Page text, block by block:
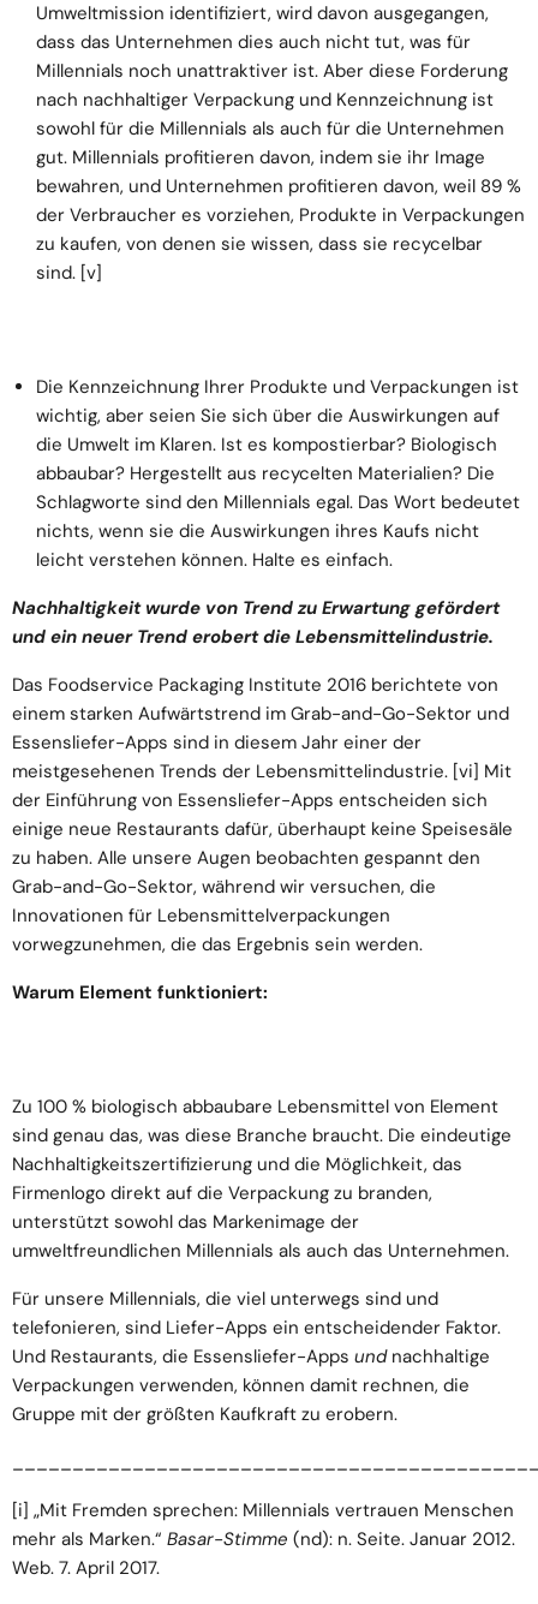
Umweltmission identifiziert, wird davon ausgegangen,
dass das Unternehmen dies auch nicht tut, was für
Millennials noch unattraktiver ist. Aber diese Forderung
nach nachhaltiger Verpackung und Kennzeichnung ist
sowohl für die Millennials als auch für die Unternehmen
gut. Millennials profitieren davon, indem sie ihr Image
bewahren, und Unternehmen profitieren davon, weil 89 %
der Verbraucher es vorziehen, Produkte in Verpackungen
zu kaufen, von denen sie wissen, dass sie recycelbar
sind. [v]
Die Kennzeichnung Ihrer Produkte und Verpackungen ist
wichtig, aber seien Sie sich über die Auswirkungen auf
die Umwelt im Klaren. Ist es kompostierbar? Biologisch
abbaubar? Hergestellt aus recycelten Materialien? Die
Schlagworte sind den Millennials egal. Das Wort bedeutet
nichts, wenn sie die Auswirkungen ihres Kaufs nicht
leicht verstehen können. Halte es einfach.
Nachhaltigkeit wurde von Trend zu Erwartung gefördert
und ein neuer Trend erobert die Lebensmittelindustrie.
Das Foodservice Packaging Institute 2016 berichtete von
einem starken Aufwärtstrend im Grab-and-Go-Sektor und
Essensliefer-Apps sind in diesem Jahr einer der
meistgesehenen Trends der Lebensmittelindustrie. [vi] Mit
der Einführung von Essensliefer-Apps entscheiden sich
einige neue Restaurants dafür, überhaupt keine Speisesäle
zu haben. Alle unsere Augen beobachten gespannt den
Grab-and-Go-Sektor, während wir versuchen, die
Innovationen für Lebensmittelverpackungen
vorwegzunehmen, die das Ergebnis sein werden.
Warum Element funktioniert:
Zu 100 % biologisch abbaubare Lebensmittel von Element
sind genau das, was diese Branche braucht. Die eindeutige
Nachhaltigkeitszertifizierung und die Möglichkeit, das
Firmenlogo direkt auf die Verpackung zu branden,
unterstützt sowohl das Markenimage der
umweltfreundlichen Millennials als auch das Unternehmen.
Für unsere Millennials, die viel unterwegs sind und
telefonieren, sind Liefer-Apps ein entscheidender Faktor.
Und Restaurants, die Essensliefer-Apps undnachhaltige
Verpackungen verwenden, können damit rechnen, die
Gruppe mit der größten Kaufkraft zu erobern.
[i] „Mit Fremden sprechen: Millennials vertrauen Menschen
mehr als Marken.“ Basar-Stimme (nd): n. Seite. Januar 2012.
Web. 7. April 2017.